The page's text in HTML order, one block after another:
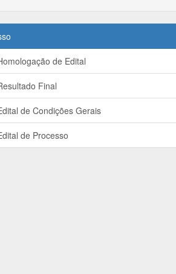
de Edital
Final
de Condições Gerais
de Processo